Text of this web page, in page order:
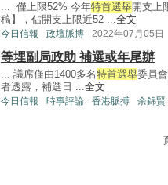
... 僅上限52% 今年特首選舉開支上
稿】，佔開支上限近52 ...全文
今日信報 政壇脈搏 2022年07月05日
等埋副局政助 補選或年尾辦
... 議席僅由1400多名特首選舉委員
者透露，補選日 ...全文
今日信報 時事評論 香港脈搏 余錦賢